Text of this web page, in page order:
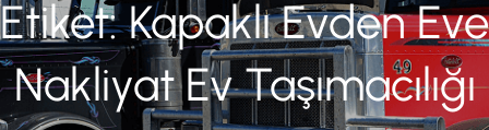
Etiket:Kapaklı Evden Eve
Nakliyat Ev Taşımacılığı